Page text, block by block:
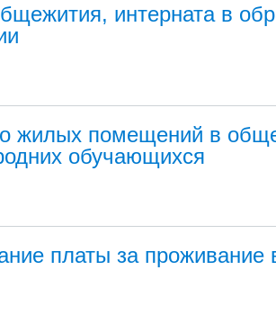
интерната в
жилых помещений в
обучающихся
платы за проживание